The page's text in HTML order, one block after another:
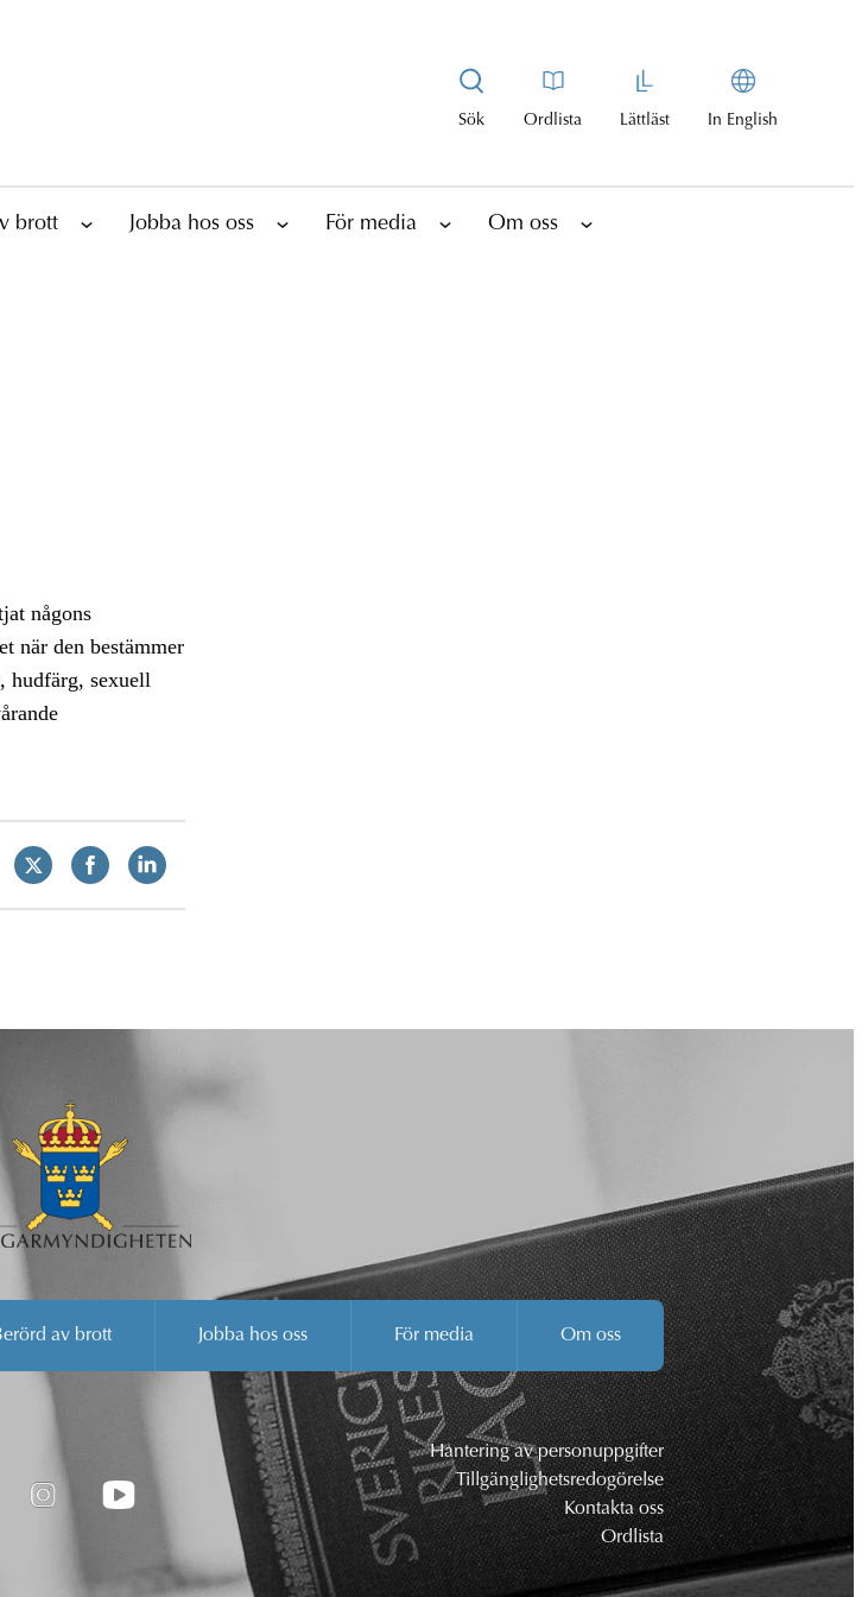
Sök Ordlista Lättläst In English
brott Jobba hos oss För media Om oss
någons
när den bestämmer
hudfärg, sexuell
av brott Jobba hos oss För media Om oss
Hantering av personuppgifter
Tillgänglighetsredogörelse
Kontakta oss
Ordlista